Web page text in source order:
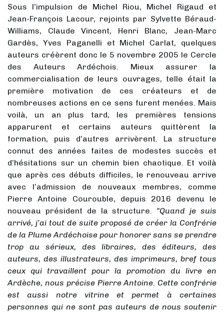
Sous l’impulsion de Michel Riou, Michel Rigaud et
Jean-François Lacour, rejoints par Sylvette Béraud-
Williams, Claude Vincent, Henri Blanc, Jean-Marc
Gardès, Yves Paganelli et Michel Carlat, quelques
auteurs créèrent donc le 5 novembre 2005 le Cercle
des Auteurs Ardéchois. Mieux assurer la
commercialisation de leurs ouvrages, telle était la
première motivation de ces créateurs et de
nombreuses actions en ce sens furent menées. Mais
voilà, un an plus tard, les premières tensions
apparurent et certains auteurs quittèrent la
formation, puis d’autres arrivèrent. La structure
connut des années faites de modestes succès et
d’hésitations sur un chemin bien chaotique. Et voilà
que après ces débuts difficiles, le renouveau arrive
avec l’admission de nouveaux membres, comme
Pierre Antoine Courouble, depuis 2016 devenu le
nouveau président de la structure. "Quand je suis
arrivé, j’ai tout de suite proposé de créer la Confrérie
de la Plume Ardéchoise pour honorer sans se prendre
trop au sérieux, des libraires, des éditeurs, des
auteurs, des illustrateurs, des imprimeurs, bref tous
ceux qui travaillent pour la promotion du livre en
Ardèche, nous précise Pierre Antoine. Cette confrérie
est aussi notre vitrine et permet à certaines
personnes qui ne sont pas auteurs de nous soutenir